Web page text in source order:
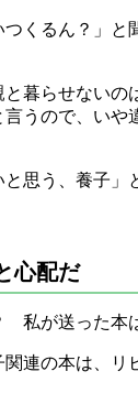
くるん？」と
暮らせない
うので、いや
思う、養子
心配だ
私が送った本
連の本は、